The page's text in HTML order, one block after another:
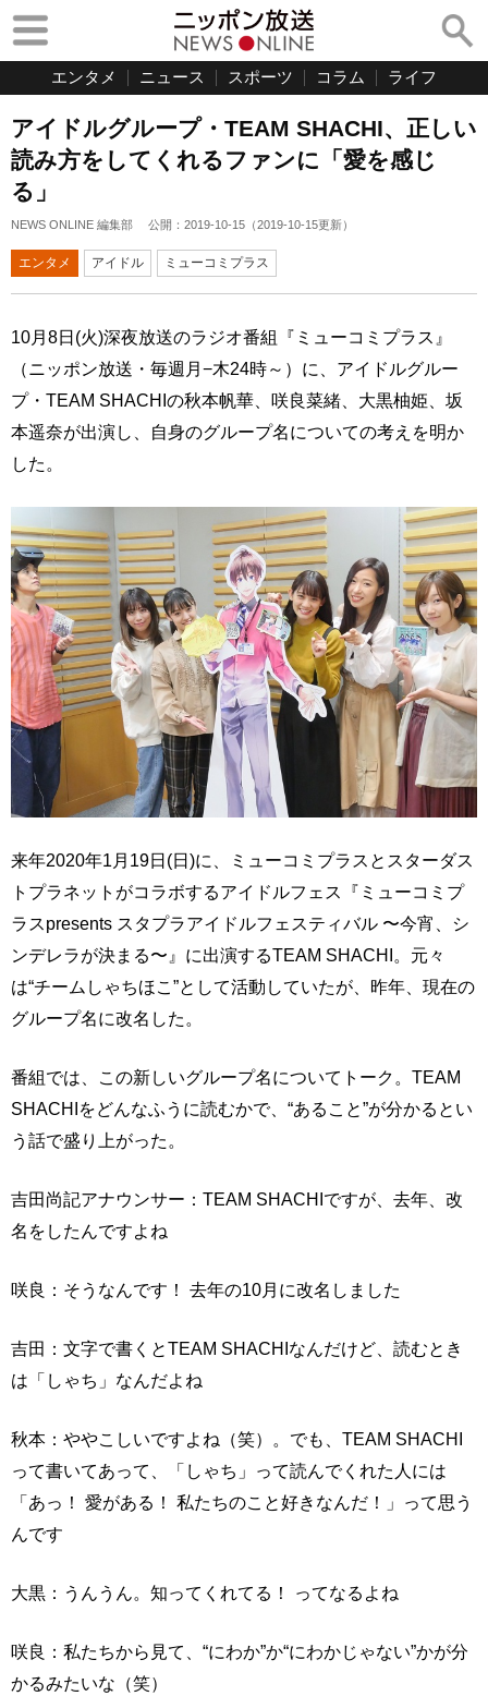
エンタメ ニュース スポーツ コラム ライフ
アイドルグループ・TEAM SHACHI、正しい
読み方をしてくれるファンに「愛を感じ
る」
NEWS ONLINE 編集部 公開： 2019-10-15 （2019-10-15更新）
エンタメ アイドル ミューコミプラス
10月8日(火)深夜放送のラジオ番組『ミューコミプラス』
（ニッポン放送・毎週月−木24時～）に、アイドルグルー
プ・TEAM SHACHIの秋本帆華、咲良菜緒、大黒柚姫、坂
本遥奈が出演し、自身のグループ名についての考えを明か
した。
来年2020年1月19日(日)に、ミューコミプラスとスターダス
トプラネットがコラボするアイドルフェス『ミューコミプ
ラスpresents スタプラアイドルフェスティバル 〜今宵、シ
ンデレラが決まる〜』に出演するTEAM SHACHI。元々
は“チームしゃちほこ”として活動していたが、昨年、現在の
グループ名に改名した。
番組では、この新しいグループ名についてトーク。TEAM
SHACHIをどんなふうに読むかで、“あること”が分かるとい
う話で盛り上がった。
吉田尚記アナウンサー：TEAM SHACHIですが、去年、改
名をしたんですよね
咲良：そうなんです！ 去年の10月に改名しました
吉田：文字で書くとTEAM SHACHIなんだけど、読むとき
は「しゃち」なんだよね
秋本：ややこしいですよね（笑）。でも、TEAM SHACHI
って書いてあって、「しゃち」って読んでくれた人には
「あっ！ 愛がある！ 私たちのこと好きなんだ！」って思う
んです
大黒：うんうん。知ってくれてる！ ってなるよね
咲良：私たちから見て、“にわか”か“にわかじゃない”かが分
かるみたいな（笑）